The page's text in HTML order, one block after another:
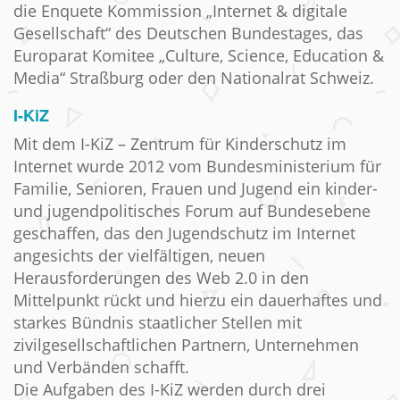
die Enquete Kommission „Internet & digitale
Gesellschaft“ des Deutschen Bundestages, das
Europarat Komitee „Culture, Science, Education &
Media“ Straßburg oder den Nationalrat Schweiz.
I-KiZ
Mit dem I-KiZ – Zentrum für Kinderschutz im
Internet wurde 2012 vom Bundesministerium für
Familie, Senioren, Frauen und Jugend ein kinder-
und jugendpolitisches Forum auf Bundesebene
geschaffen, das den Jugendschutz im Internet
angesichts der vielfältigen, neuen
Herausforderungen des Web 2.0 in den
Mittelpunkt rückt und hierzu ein dauerhaftes und
starkes Bündnis staatlicher Stellen mit
zivilgesellschaftlichen Partnern, Unternehmen
und Verbänden schafft.
Die Aufgaben des I-KiZ werden durch drei